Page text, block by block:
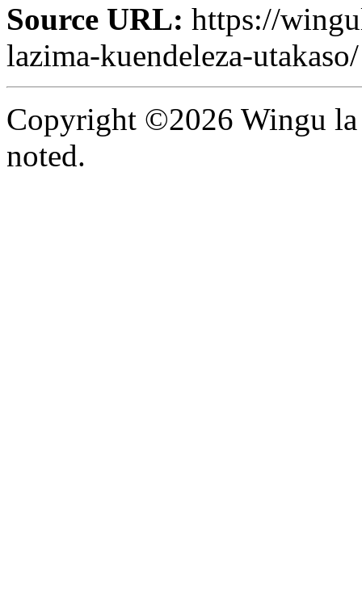
Source URL: https://
lazima-kuendeleza-utakaso/
Copyright ©2026 Wingu la
noted.